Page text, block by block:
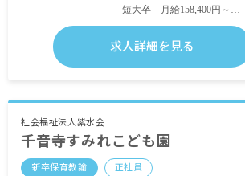
短大卒 月給158,400円～
※名古屋市に準ずる
特殊業務手当 4,400円
幼稚園教諭免許手当 2,000円
短大卒 24,420円
求人詳細を見る
社会福祉法人紫水会
千音寺すみれこども園
新卒保育教諭 正社員